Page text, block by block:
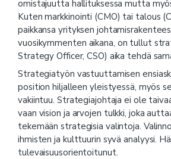
omistajuutta hallituksessa mutta
Kuten markkinointi (CMO) tai talous
paikkansa yrityksen
vuosikymmenten aikana, on tullut
Strategy Officer, CSO) aika tehdä
Strategiatyön vastuuttamisen
position hiljalleen yleistyessä, myös
vakiintuu. Strategiajohtaja ei ole
vaan vision ja arvojen tulkki, joka
tekemään strategisia valintoja.
ihmisten ja kulttuurin syvä analyysi.
tulevaisuusorientoitunut.